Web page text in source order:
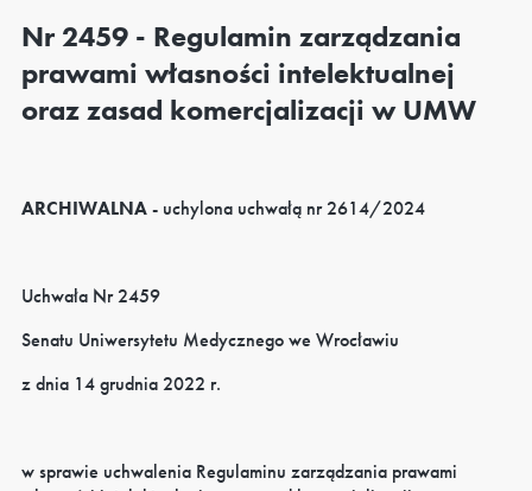
Nr 2459 - Regulamin zarządzania
prawami własności intelektualnej
oraz zasad komercjalizacji w UMW
ARCHIWALNA- uchylona uchwałą nr 2614/2024
Uchwała Nr 2459
Senatu Uniwersytetu Medycznego we Wrocławiu
z dnia 14 grudnia 2022 r.
w sprawie uchwalenia Regulaminu zarządzania prawami